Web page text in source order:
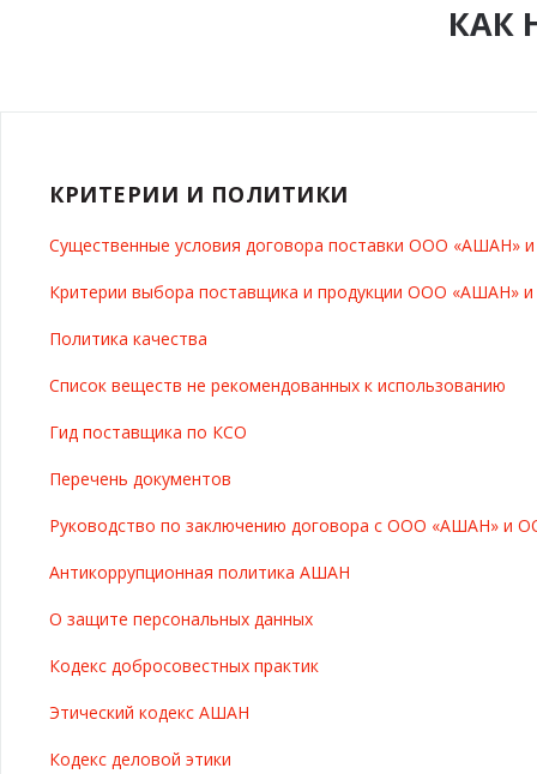
КАК
КРИТЕРИИ И ПОЛИТИКИ
Существенные условия договора поставки ООО «АШАН»
Критерии выбора поставщика и продукции ООО «АШАН»
Политика качества
Список веществ не рекомендованных к использованию
Гид поставщика по КСО
Перечень документов
Руководство по заключению договора с ООО «АШАН» и
Антикоррупционная политика АШАН
О защите персональных данных
Кодекс добросовестных практик
Этический кодекс АШАН
Кодекс деловой этики